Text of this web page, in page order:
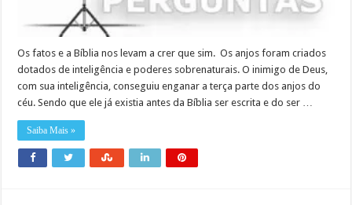
Os fatos e a Bíblia nos levam a crer que sim. Os anjos foram criados
dotados de inteligência e poderes sobrenaturais. O inimigo de Deus,
com sua inteligência, conseguiu enganar a terça parte dos anjos do
céu. Sendo que ele já existia antes da Bíblia ser escrita e do ser …
Saiba Mais »